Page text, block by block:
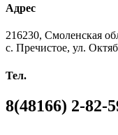
Адрес
216230, Смоленская
с. Пречистое, ул.
Тел.
8(48166) 2-82-